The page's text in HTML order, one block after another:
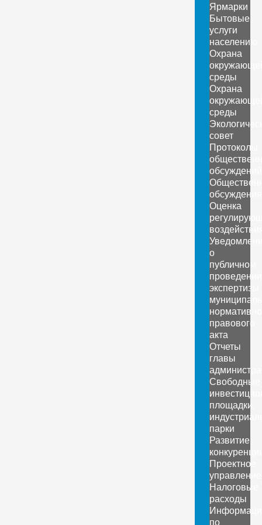
Ярмарки
Бытовые
услуги
населению
Охрана
среды
Охрана
среды
совет
Протоколы
обсуждений
обсуждения
Оценка
о
публичном
проведении
экспертизы
правового
акта
Отчеты
главы
Свободные
площадки,
парки
Развитие
Проектное
управление
Налоговые
расходы
по